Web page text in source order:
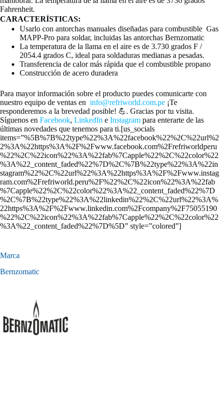
Fahrenheit.
CARACTERÍSTICAS:
Usarlo con antorchas manuales diseñadas para combustible Gas
MAPP-Pro para soldar, incluidas las antorchas Bernzomatic
La temperatura de la llama en el aire es de 3.730 grados F /
2054.4 grados C, ideal para soldaduras medianas a pesadas.
Transferencia de calor más rápida que el combustible propano
Construcción de acero duradera
Para mayor información sobre el producto puedes comunicarte con
nuestro equipo de ventas en info@refriworld.com.pe ¡Te
responderemos a la brevedad posible! 💪. Gracias por tu visita.
Síguenos en Facebook, LinkedIn e Instagram para enterarte de las
últimas novedades que tenemos para ti.[us_socials
items=”%5B%7B%22type%22%3A%22facebook%22%2C%22url%2
2%3A%22https%3A%2F%2Fwww.facebook.com%2Frefriworldperu
%22%2C%22icon%22%3A%22fab%7Capple%22%2C%22color%22
%3A%22_content_faded%22%7D%2C%7B%22type%22%3A%22in
stagram%22%2C%22url%22%3A%22https%3A%2F%2Fwww.instag
ram.com%2Frefriworld.peru%2F%22%2C%22icon%22%3A%22fab
%7Capple%22%2C%22color%22%3A%22_content_faded%22%7D
%2C%7B%22type%22%3A%22linkedin%22%2C%22url%22%3A%
22https%3A%2F%2Fwww.linkedin.com%2Fcompany%2F75055190
%22%2C%22icon%22%3A%22fab%7Capple%22%2C%22color%22
%3A%22_content_faded%22%7D%5D” style=”colored”]
Marca
Bernzomatic